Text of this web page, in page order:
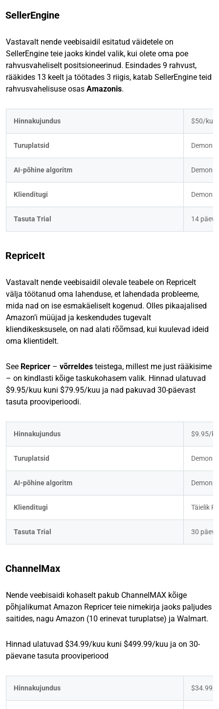
SellerEngine
Vastavalt nende veebisaidil esitatud väidetele on
SellerEngine teie jaoks kindel valik, kui olete oma poe
rahvusvaheliselt positsioneerinud. Esindades 9 rahvust,
rääkides 13 keelt ja töötades 3 riigis, katab SellerEngine teid
rahvusvahelisuse osas Amazonis.
Hinnakujundus $50/kuu
Turuplatsid
AI-põhine algoritm
Klienditugi
Tasuta Trial 14 päeva
RepriceIt
Vastavalt nende veebisaidil olevale teabele on RepriceIt
välja töötanud oma lahenduse, et lahendada probleeme,
mida nad on ise esmakäeliselt kogenud. Olles pikaajalised
Amazon’i müüjad ja keskendudes tugevalt
kliendikesksusele, on nad alati rõõmsad, kui kuulevad ideid
oma klientidelt.
See Repricer – võrreldes teistega, millest me just rääkisime
– on kindlasti kõige taskukohasem valik. Hinnad ulatuvad
$9.95/kuu kuni $79.95/kuu ja nad pakuvad 30-päevast
tasuta prooviperioodi.
Hinnakujundus $9.95/
Turuplatsid
AI-põhine algoritm
Klienditugi Täielik
Tasuta Trial 30 päeva
ChannelMax
Nende veebisaidi kohaselt pakub ChannelMAX kõige
põhjalikumat Amazon Repricer teie nimekirja jaoks paljudes
saitides, nagu Amazon (10 erinevat turuplatse) ja Walmart.
Hinnad ulatuvad $34.99/kuu kuni $499.99/kuu ja on 30-
päevane tasuta prooviperiood
Hinnakujundus $34.99/